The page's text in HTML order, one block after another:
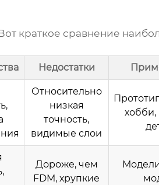
краткое сравнение
Недостатки
Относительно
низкая
точность,
видимые слои
хобби,
Дороже, чем
FDM, хрупкие